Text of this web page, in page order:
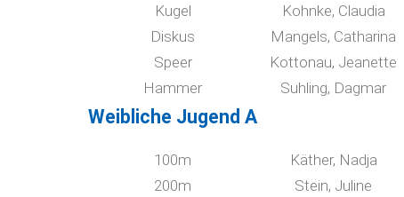
Kugel
Kohnke, Claudia
Diskus
Mangels, Catharina
Speer
Kottonau, Jeanette
Hammer
Suhling, Dagmar
Weibliche Jugend A
100m Käther, Nadja
200m
Stein, Juline